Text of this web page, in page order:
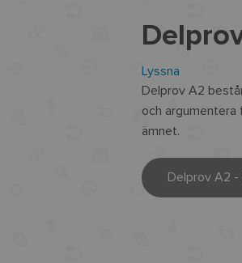
Lyssna
Delprov A2
och argumentera
ämnet.
Delprov A2 -